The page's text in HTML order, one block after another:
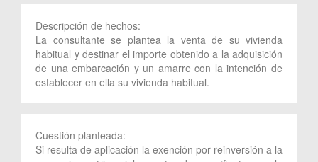
Descripción de hechos:
La consultante se plantea la venta de su vivienda
habitual y destinar el importe obtenido a la adquisición
de una embarcación y un amarre con la intención de
establecer en ella su vivienda habitual.
Cuestión planteada:
Si resulta de aplicación la exención por reinversión a la